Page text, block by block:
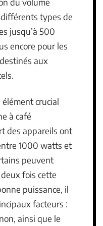
du volume
types de
jusqu’à 500
encore pour les
aux
crucial
à café
des appareils ont
1000 watts et
peuvent
fois cette
puissance, il
facteurs :
ainsi que le